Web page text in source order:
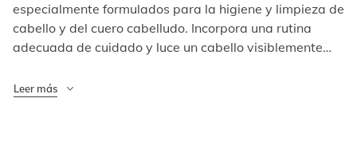
especialmente formulados para la higiene y limpieza de
cabello y del cuero cabelludo. Incorpora una rutina
adecuada de cuidado y luce un cabello visiblemente
Leer más